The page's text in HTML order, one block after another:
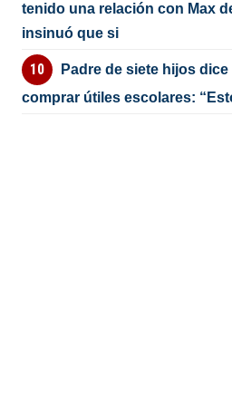
tenido una relación con Max
insinuó que si
Padre de siete hijos
comprar útiles escolares: